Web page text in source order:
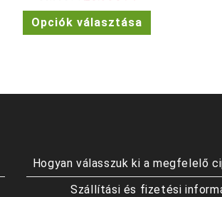
price
was:
30.990 Ft.
price
is:
23.990 Ft.
Opciók választása
terméknek
a
Hogyan válasszuk ki a megfelelő
Szállítási és fizetési